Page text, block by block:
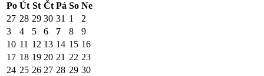
Po Út St Čt Pá So Ne
27 28 29 30 31 1
2
3
4 5 6 7 8
9
10 11 12 13 14 15 16
17 18 19 20 21 22 23
24 25 26 27 28 29 30